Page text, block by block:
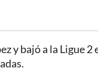
y bajó a la Ligue 2